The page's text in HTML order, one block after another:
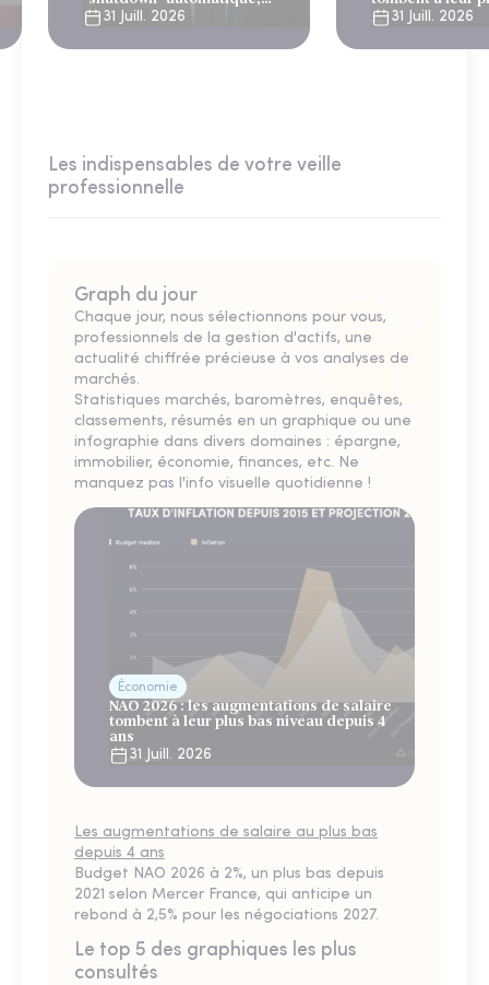
sous le regard bienveillant
du FMI
31 Juill. 2026
niveau depuis 4
31 Juill. 2026
Les indispensables de votre veille
professionnelle
Graph du jour
Chaque jour, nous sélectionnons pour vous,
professionnels de la gestion d'actifs, une
actualité chiffrée précieuse à vos analyses de
marchés.
Statistiques marchés, baromètres, enquêtes,
classements, résumés en un graphique ou une
infographie dans divers domaines : épargne,
immobilier, économie, finances, etc. Ne
manquez pas l'info visuelle quotidienne !
Économie
NAO 2026 : les augmentations de salaire
tombent à leur plus bas niveau depuis 4
ans
31 Juill. 2026
Les augmentations de salaire au plus bas
depuis 4 ans
Budget NAO 2026 à 2%, un plus bas depuis
2021 selon Mercer France, qui anticipe un
rebond à 2,5% pour les négociations 2027.
Le top 5 des graphiques les plus
consultés